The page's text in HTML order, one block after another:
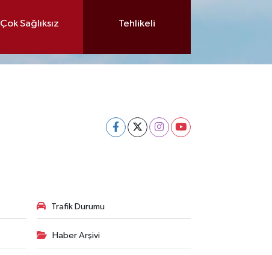
Çok Sağlıksız Tehlikeli
Trafik Durumu
Haber Arşivi